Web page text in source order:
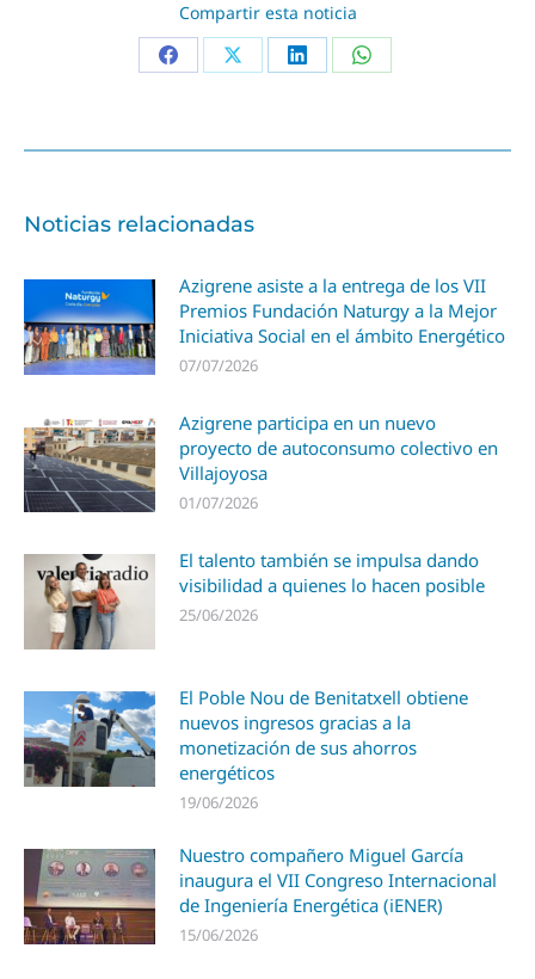
Compartir esta noticia
Noticias relacionadas
Azigrene asiste a la entrega de los VII
Premios Fundación Naturgy a la Mejor
Iniciativa Social en el ámbito Energético
07/07/2026
Azigrene participa en un nuevo
proyecto de autoconsumo colectivo en
Villajoyosa
01/07/2026
El talento también se impulsa dando
visibilidad a quienes lo hacen posible
25/06/2026
El Poble Nou de Benitatxell obtiene
nuevos ingresos gracias a la
monetización de sus ahorros
energéticos
19/06/2026
Nuestro compañero Miguel García
inaugura el VII Congreso Internacional
de Ingeniería Energética (iENER)
15/06/2026